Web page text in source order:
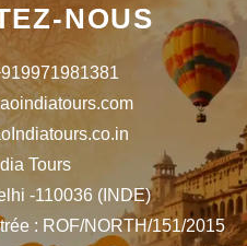
NOUS
Tours
-110036 (INDE)
: ROF/NORTH/151/2015